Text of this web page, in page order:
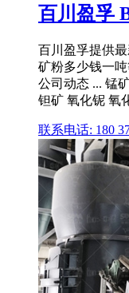
百川盈孚
百川盈孚提供
矿粉多少钱一
公司动态 ... 锰
钽矿 氧化铌 氧
联系电话: 180